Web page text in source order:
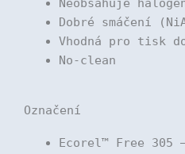
Neobsahuje
Dobré smáčení
Vhodná pro tisk
No-clean
Označení
Ecorel™ Free 305